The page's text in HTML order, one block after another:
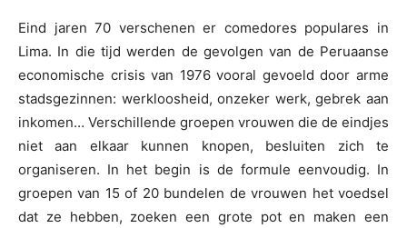
Eind jaren 70 verschenen er comedores populares in
Lima. In die tijd werden de gevolgen van de Peruaanse
economische crisis van 1976 vooral gevoeld door arme
stadsgezinnen: werkloosheid, onzeker werk, gebrek aan
inkomen… Verschillende groepen vrouwen die de eindjes
niet aan elkaar kunnen knopen, besluiten zich te
organiseren. In het begin is de formule eenvoudig. In
groepen van 15 of 20 bundelen de vrouwen het voedsel
dat ze hebben, zoeken een grote pot en maken een